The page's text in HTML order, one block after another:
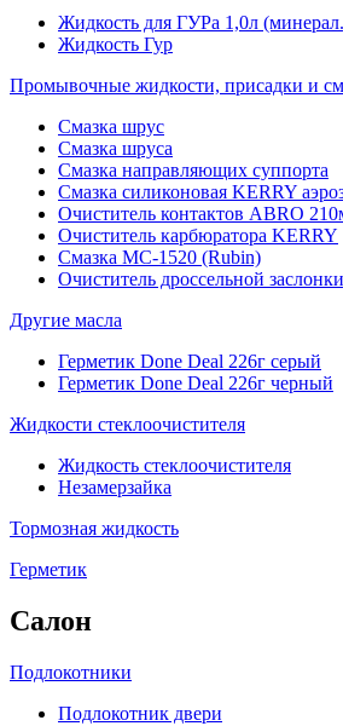
Жидкость для ГУРа 1,0л
Жидкость Гур
Промывочные жидкости, присадки и
Смазка шрус
Смазка шруса
Смазка направляющих суппорта
Смазка силиконовая KERRY
Очиститель контактов ABRO
Очиститель карбюратора KERRY
Смазка МС-1520 (Rubin)
Очиститель дроссельной
Другие масла
Герметик Done Deal 226г серый
Герметик Done Deal 226г черный
Жидкости стеклоочистителя
Жидкость стеклоочистителя
Незамерзайка
Тормозная жидкость
Герметик
Салон
Подлокотники
Подлокотник двери